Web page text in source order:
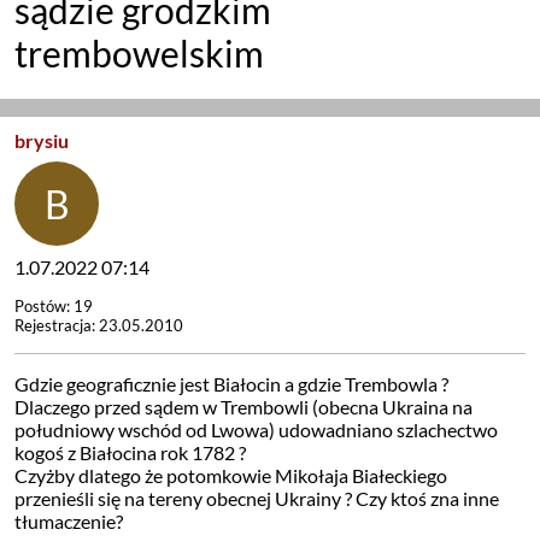
sądzie grodzkim
trembowelskim
brysiu
1.07.2022 07:14
Postów: 19
Rejestracja: 23.05.2010
Gdzie geograficznie jest Białocin a gdzie Trembowla ?
Dlaczego przed sądem w Trembowli (obecna Ukraina na
południowy wschód od Lwowa) udowadniano szlachectwo
kogoś z Białocina rok 1782 ?
Czyżby dlatego że potomkowie Mikołaja Białeckiego
przenieśli się na tereny obecnej Ukrainy ? Czy ktoś zna inne
tłumaczenie?